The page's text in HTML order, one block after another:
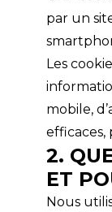
par un
Les
mobile,
efficaces,
2.
ET
Nous